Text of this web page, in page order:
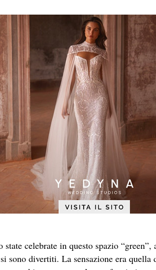
celebrate in questo spazio
sono divertiti. La sensazione era